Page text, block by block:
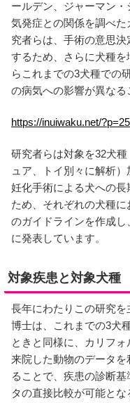
ールデン、ジャーマン
気発症との関係を調べ
究者らは、手術の意思
するため、さらに犬種
らこれまでの3犬種での
の病気への影響が異なる
https://inuiwaku.net/
研究者らは対象を32犬
ュア、トイ別々に解析
妊化手術による犬への
ため、それぞれの犬種
のガイドラインを作成し
に発表しています。
対象疾患と対象犬種
長年にわたりこの研究
博士は、これまでの3犬
ときと同様に、カリフ
来院した動物のデータ
ることで、疾患の診断
タの直接比較が可能と